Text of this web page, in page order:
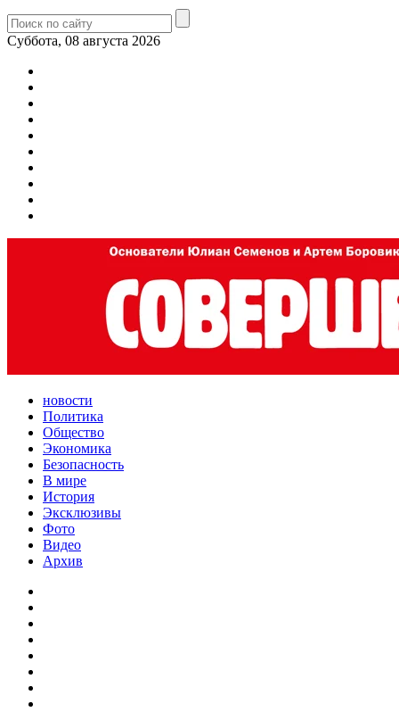
Суббота, 08 августа 2026
новости
Политика
Общество
Экономика
Безопасность
В мире
История
Эксклюзивы
Фото
Видео
Архив